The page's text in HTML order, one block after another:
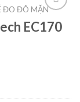
ĐO ĐÔ MẶN
EC170